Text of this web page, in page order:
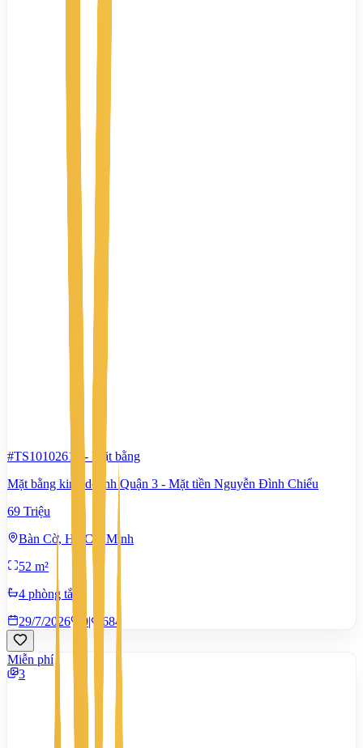
#TS10102614 - Mặt bằng
Mặt bằng kinh doanh Quận 3 - Mặt tiền Nguyễn Đình Chiểu
69 Triệu
Bàn Cờ, Hồ Chí Minh
52 m²
4 phòng tắm
29/7/2026
0| 684
Miễn phí
3